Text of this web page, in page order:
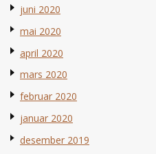
juni 2020
mai 2020
april 2020
mars 2020
februar 2020
januar 2020
desember 2019